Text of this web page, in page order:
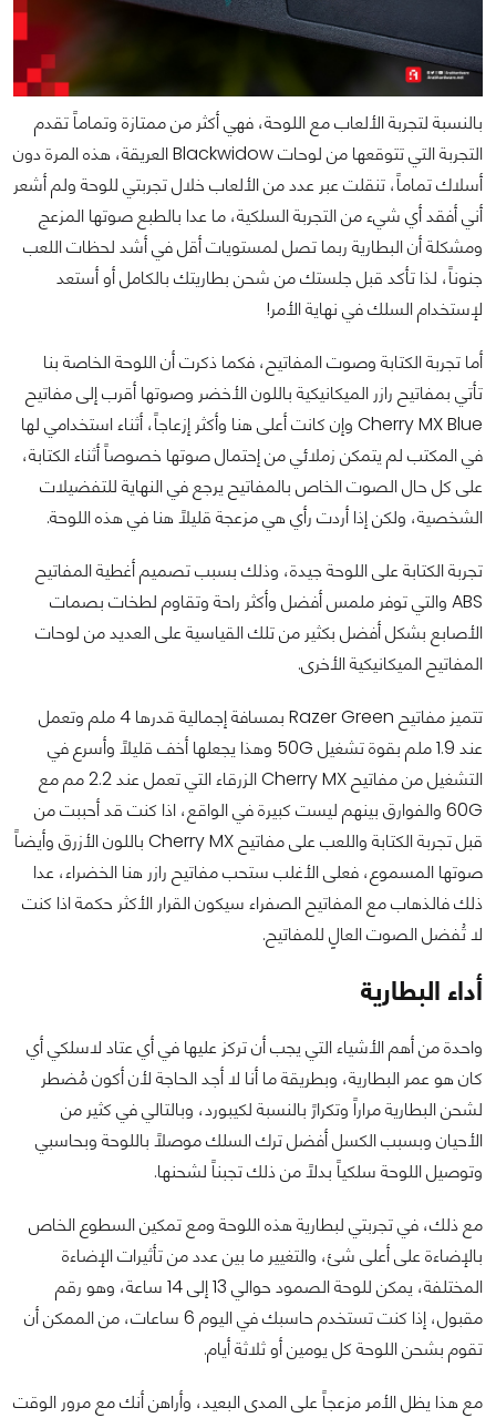
بالنسبة لتجربة الألعاب مع اللوحة، فهي أكثر من ممتازة وتماماً تقدم
التجربة التي تتوقعها من لوحات Blackwidow العريقة، هذه المرة دون
أسلاك تماماً، تنقلت عبر عدد من الألعاب خلال تجربتي للوحة ولم أشعر
أني أفقد أي شيء من التجربة السلكية، ما عدا بالطبع صوتها المزعج
ومشكلة أن البطارية ربما تصل لمستويات أقل في أشد لحظات اللعب
جنوناً، لذا تأكد قبل جلستك من شحن بطاريتك بالكامل أو أستعد
لإستخدام السلك في نهاية الأمر!
أما تجربة الكتابة وصوت المفاتيح، فكما ذكرت أن اللوحة الخاصة بنا
تأتي بمفاتيح رازر الميكانيكية باللون الأخضر وصوتها أقرب إلى مفاتيح
Cherry MX Blue وإن كانت أعلى هنا وأكثر إزعاجاً، أثناء استخدامي لها
في المكتب لم يتمكن زملائي من إحتمال صوتها خصوصاً أثناء الكتابة،
على كل حال الصوت الخاص بالمفاتيح يرجع في النهاية للتفضيلات
الشخصية، ولكن إذا أردت رأي هي مزعجة قليلاً هنا في هذه اللوحة.
تجربة الكتابة على اللوحة جيدة، وذلك بسبب تصميم أغطية المفاتيح
ABS والتي توفر ملمس أفضل وأكثر راحة وتقاوم لطخات بصمات
الأصابع بشكل أفضل بكثير من تلك القياسية على العديد من لوحات
المفاتيح الميكانيكية الأخرى.
تتميز مفاتيح Razer Green بمسافة إجمالية قدرها 4 ملم وتعمل
عند 1.9 ملم بقوة تشغيل 50G وهذا يجعلها أخف قليلاً وأسرع في
التشغيل من مفاتيح Cherry MX الزرقاء التي تعمل عند 2.2 مم مع
60G والفوارق بينهم ليست كبيرة في الواقع، اذا كنت قد أحببت من
قبل تجربة الكتابة واللعب على مفاتيح Cherry MX باللون الأزرق وأيضاً
صوتها المسموع، فعلى الأغلب ستحب مفاتيح رازر هنا الخضراء، عدا
ذلك فالذهاب مع المفاتيح الصفراء سيكون القرار الأكثر حكمة اذا كنت
لا تُفضل الصوت العالٍ للمفاتيح.
أداء البطارية
واحدة من أهم الأشياء التي يجب أن تركز عليها في أي عتاد لاسلكي أي
كان هو عمر البطارية، وبطريقة ما أنا لا أجد الحاجة لأن أكون مُضطر
لشحن البطارية مراراً وتكرارً بالنسبة لكيبورد، وبالتالي في كثير من
الأحيان وبسبب الكسل أفضل ترك السلك موصلاً باللوحة وبحاسبي
وتوصيل اللوحة سلكياً بدلاً من ذلك تجبناً لشحنها.
مع ذلك، في تجربتي لبطارية هذه اللوحة ومع تمكين السطوع الخاص
بالإضاءة على أعلى شئ، والتغيير ما بين عدد من تأثيرات الإضاءة
المختلفة، يمكن للوحة الصمود حوالي 13 إلى 14 ساعة، وهو رقم
مقبول، إذا كنت تستخدم حاسبك في اليوم 6 ساعات، من الممكن أن
تقوم بشحن اللوحة كل يومين أو ثلاثة أيام.
مع هذا يظل الأمر مزعجاً على المدى البعيد، وأراهن أنك مع مرور الوقت